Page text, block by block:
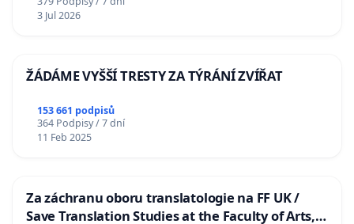
3 Jul 2026
ŽÁDÁME VYŠŠÍ TRESTY ZA TÝRÁNÍ ZVÍŘAT
153 661 podpisů
364 Podpisy / 7 dní
11 Feb 2025
Za záchranu oboru translatologie na FF UK /
Save Translation Studies at the Faculty of Arts,